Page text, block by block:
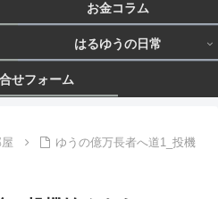
お金コラム
はるゆうの日常
せフォーム
ゆうの億万長者へ道1_投機